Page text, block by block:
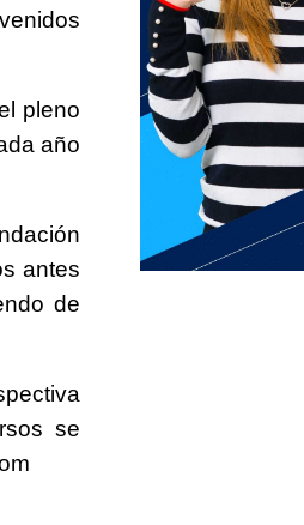
pleno
año
antes
de
se